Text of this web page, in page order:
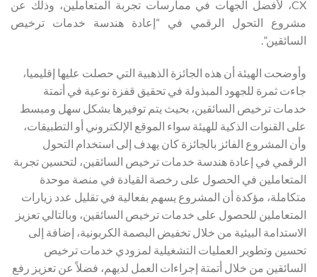
CX، لأفضل الجهات في ممارسات تجربة المتعاملين، وذلك عن
مشروع التحول الرقمي في “إعادة هندسة خدمات ترخيص
السائقين”.
وأوضحت الهيئة أن هذه الجائزة الذهبية التي حصلت عليها إقليميا،
جاءت ثمرة للجهود المبذولة في تحقيق قفزة نوعية في أتمتة
خدمات ترخيص السائقين، بحيث يتم توفيرها بشكل سهل ومبسط
على القنوات الذكية للهيئة سواء الموقع الإلكتروني أو التطبيقات،
وأن المشروع الفائز بالجائزة كان يهدف إلى استخدام التحول
الرقمي في إعادة هندسة خدمات ترخيص السائقين، لتحسين تجربة
المتعاملين في الحصول على رخصة القيادة في منصة موحدة
متكاملة، مؤكدة أن المشروع يسهم بفعالية في تقليل عدد زيارات
المتعاملين للحصول على خدمات ترخيص السائقين، وبالتالي تعزيز
الاستدامة البيئية من خلال تخفيض البصمة الكربونية، إضافة إلى
تحسين وتطوير العمليات التشغيلية لمزودي خدمات ترخيص
السائقين من خلال أتمتة إجراءات العمل لديهم، فضلاً عن تعزيز رفع